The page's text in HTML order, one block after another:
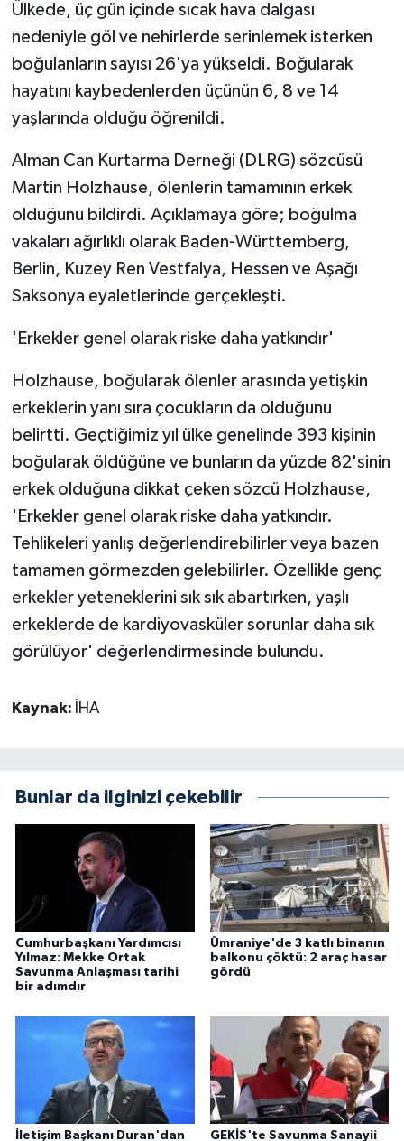
Ülkede, üç gün içinde sıcak hava dalgası
nedeniyle göl ve nehirlerde serinlemek isterken
boğulanların sayısı 26'ya yükseldi. Boğularak
hayatını kaybedenlerden üçünün 6, 8 ve 14
yaşlarında olduğu öğrenildi.
Alman Can Kurtarma Derneği (DLRG) sözcüsü
Martin Holzhause, ölenlerin tamamının erkek
olduğunu bildirdi. Açıklamaya göre; boğulma
vakaları ağırlıklı olarak Baden-Württemberg,
Berlin, Kuzey Ren Vestfalya, Hessen ve Aşağı
Saksonya eyaletlerinde gerçekleşti.
'Erkekler genel olarak riske daha yatkındır'
Holzhause, boğularak ölenler arasında yetişkin
erkeklerin yanı sıra çocukların da olduğunu
belirtti. Geçtiğimiz yıl ülke genelinde 393 kişinin
boğularak öldüğüne ve bunların da yüzde 82'sinin
erkek olduğuna dikkat çeken sözcü Holzhause,
'Erkekler genel olarak riske daha yatkındır.
Tehlikeleri yanlış değerlendirebilirler veya bazen
tamamen görmezden gelebilirler. Özellikle genç
erkekler yeteneklerini sık sık abartırken, yaşlı
erkeklerde de kardiyovasküler sorunlar daha sık
görülüyor' değerlendirmesinde bulundu.
Kaynak: İHA
Bunlar da ilginizi çekebilir
Cumhurbaşkanı Yardımcısı
Yılmaz: Mekke Ortak
Savunma Anlaşması tarihi
bir adımdır
Ümraniye'de 3 katlı binanın
balkonu çöktü: 2 araç hasar
gördü
İletişim Başkanı Duran'dan GEKİS'te Savunma Sanayii